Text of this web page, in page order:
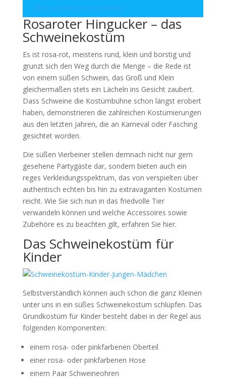
Jetzt ansehenJetzt ansehen
Rosaroter Hingucker – das
Schweinekostüm
Es ist rosa-rot, meistens rund, klein und borstig und
grunzt sich den Weg durch die Menge – die Rede ist
von einem süßen Schwein, das Groß und Klein
gleichermaßen stets ein Lächeln ins Gesicht zaubert.
Dass Schweine die Kostümbühne schon längst erobert
haben, demonstrieren die zahlreichen Kostümierungen
aus den letzten Jahren, die an Karneval oder Fasching
gesichtet worden.
Die süßen Vierbeiner stellen demnach nicht nur gern
gesehene Partygäste dar, sondern bieten auch ein
reges Verkleidungsspektrum, das von verspielten über
authentisch echten bis hin zu extravaganten Kostümen
reicht. Wie Sie sich nun in das friedvolle Tier
verwandeln können und welche Accessoires sowie
Zubehöre es zu beachten gilt, erfahren Sie hier.
Das Schweinekostüm für
Kinder
Selbstverständlich können auch schon die ganz Kleinen
unter uns in ein süßes Schweinekostüm schlüpfen. Das
Grundkostüm für Kinder besteht dabei in der Regel aus
folgenden Komponenten:
einem rosa- oder pinkfarbenen Oberteil
einer rosa- oder pinkfarbenen Hose
einem Paar Schweineohren